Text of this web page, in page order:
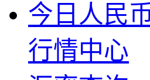
今日人民
行情中心